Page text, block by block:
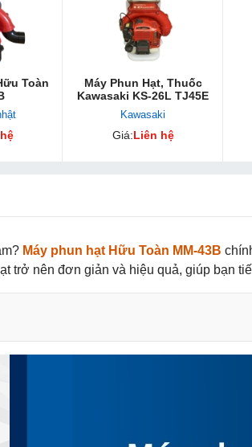
Toàn
Máy Phun Hạt, Thuốc
Kawasaki KS-26L TJ45E
Kawasaki
Giá:Liên hệ
Máy phun hạt Hữu Toàn MM-43B
trở nên đơn giản và hiệu quả, giúp bạn